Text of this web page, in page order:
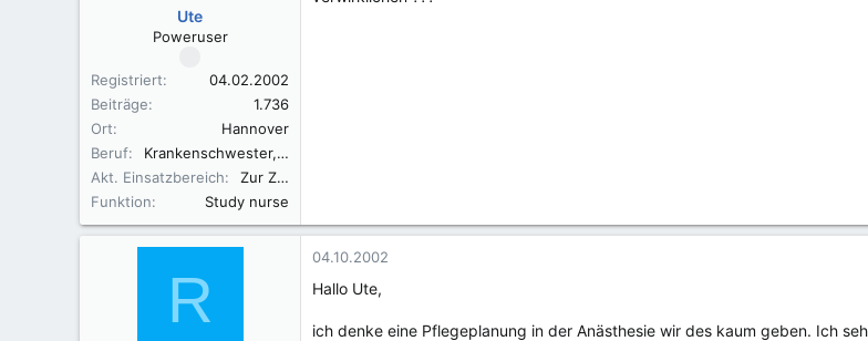
Ute
Poweruser
Registriert
04.02.2002
Beiträge
1.736
Ort
Hannover
Beruf
Krankenschwester, Fachkraft für Leitungsaufgaben in der Pflege (FLP)
Akt. Einsatzbereich
Zur Zeit in der Elternzeit
Funktion
Study nurse
R
04.10.2002
Hallo Ute,
ich denke eine Pflegeplanung in der Anästhesie wir des kaum geben. Ich